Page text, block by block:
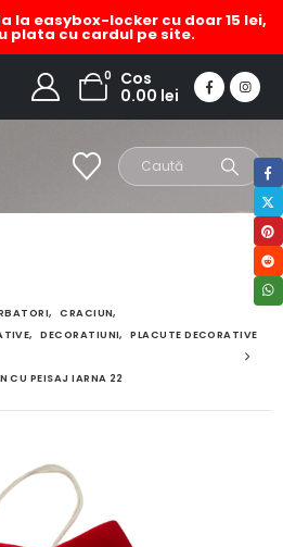
la easybox-locker cu doar 15 lei,
plata cu cardul pe site.
0
Cos
0.00 lei
, CRACIUN,
, DECORATIUNI, PLACUTE DECORATIVE
CU PEISAJ IARNA 22